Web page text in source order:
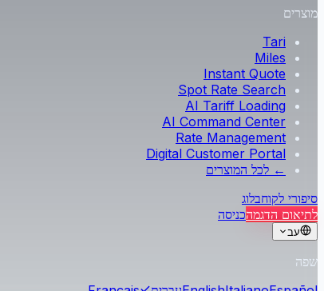
מוצרים
Tari
Miles
Instant Quote
Spot Rate Search
AI Tariff Loading
AI Command Center
Rate Management
Digital Customer Portal
← לכל המוצרים
סיפורי לקוחבלוג
לתיאום הדגמהכניסה
עב
שפה